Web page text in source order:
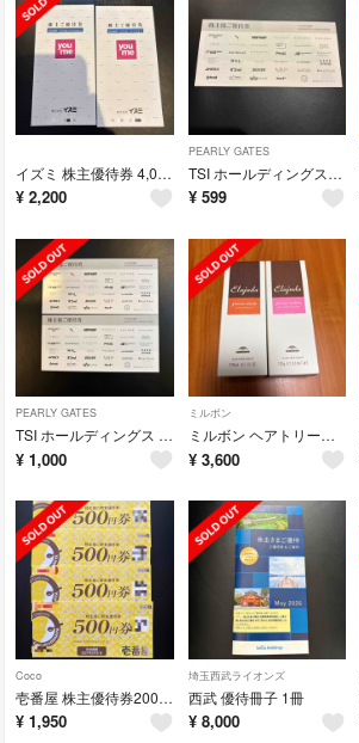
イズミ 株主優待券 4,000円分
¥ 2,200
PEARLY GATES
TSI ホールディングス株主優待券 1冊
¥ 599
PEARLY GATES
TSI ホールディングス 株主優待券 2冊
¥ 1,000
ミルボン
ミルボン ヘアトリートメント2種
¥ 3,600
Coco
壱番屋 株主優待券2000円分
¥ 1,950
埼玉西武ライオンズ
西武 優待冊子 1冊
¥ 8,000